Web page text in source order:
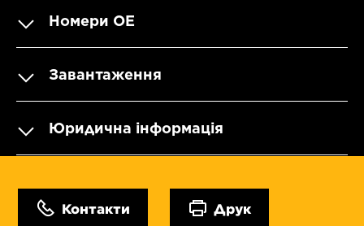
Номери OE
Завантаження
Юридична інформація
Контакти Друк